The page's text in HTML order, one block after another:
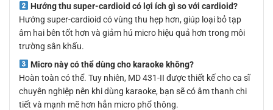
Hướng thu super-cardioid có lợi ích gì so với cardioid?
Hướng super-cardioid có vùng thu hẹp hơn, giúp loại bỏ tạp
âm hai bên tốt hơn và giảm hú micro hiệu quả hơn trong môi
trường sân khấu.
Micro này có thể dùng cho karaoke không?
Hoàn toàn có thể. Tuy nhiên, MD 431-II được thiết kế cho ca sĩ
chuyên nghiệp nên khi dùng karaoke, bạn sẽ có âm thanh chi
tiết và mạnh mẽ hơn hẳn micro phổ thông.